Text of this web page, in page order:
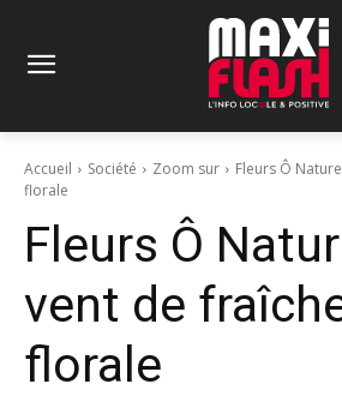
Accueil Société Zoom sur
Fleurs Ô
florale
Fleurs Ô
vent de
florale